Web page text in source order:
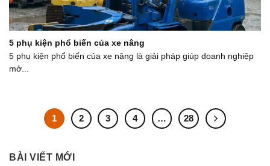
5 phụ kiện phổ biến của xe nâng
5 phụ kiện phổ biến của xe nâng là giải pháp giúp doanh nghiệp
mở...
1 2 3 4 … 28
BÀI VIẾT MỚI